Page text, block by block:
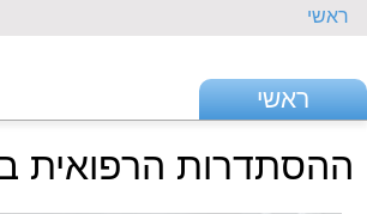
ראשי
ראשי
ההסתדרות הרפואית